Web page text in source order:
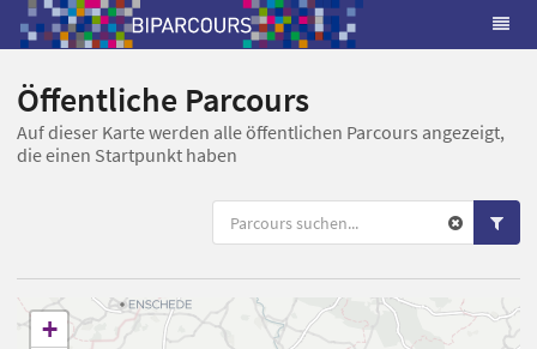
Öffentliche Parcours
Auf dieser Karte werden alle öffentlichen Parcours angezeigt,
die einen Startpunkt haben
+